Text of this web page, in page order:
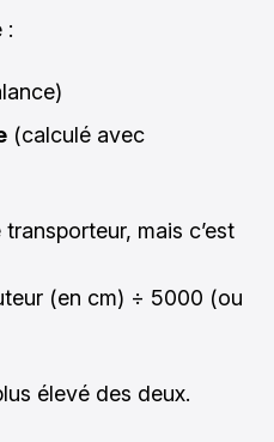
:
(calculé avec
mais c’est
(en cm) ÷ 5000 (ou
élevé des deux.